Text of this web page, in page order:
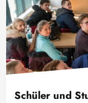
Schüler und